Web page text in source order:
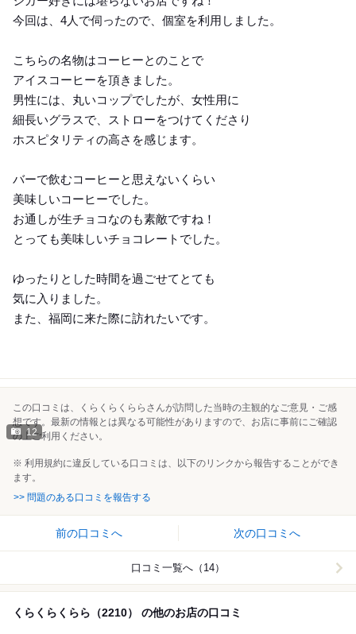
今回は、4人で伺ったので、個室を利用しました。
こちらの名物はコーヒーとのことで
アイスコーヒーを頂きました。
男性には、丸いコップでしたが、女性用に
細長いグラスで、ストローをつけてくださり
ホスピタリティの高さを感じます。
バーで飲むコーヒーと思えないくらい
美味しいコーヒーでした。
お通しが生チョコなのも素敵ですね！
とっても美味しいチョコレートでした。
ゆったりとした時間を過ごせてとても
気に入りました。
また、福岡に来た際に訪れたいです。
12
この口コミは、くらくらくららさんが訪問した当時の主観的なご意見・ご感
想です。最新の情報とは異なる可能性がありますので、お店に事前にご確認
の上ご利用ください。
※ 利用規約に違反している口コミは、以下のリンクから報告することができ
ます。
>> 問題のある口コミを報告する
前の口コミへ 次の口コミへ
口コミ一覧へ（14）
くらくらくらら（2210） の他のお店の口コミ